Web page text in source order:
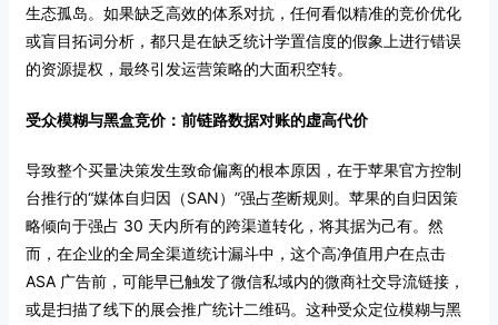
生态孤岛。如果缺乏高效的体系对抗，任何看似精准的竞价优化
或盲目拓词分析，都只是在缺乏统计学置信度的假象上进行错误
的资源提权，最终引发运营策略的大面积空转。
受众模糊与黑盒竞价：前链路数据对账的虚高代价
导致整个买量决策发生致命偏离的根本原因，在于苹果官方控制
台推行的“媒体自归因（SAN）”强占垄断规则。苹果的自归因策
略倾向于强占 30 天内所有的跨渠道转化，将其据为己有。然
而，在企业的全局全渠道统计漏斗中，这个高净值用户在点击
ASA 广告前，可能早已触发了微信私域内的微商社交导流链接，
或是扫描了线下的展会推广统计二维码。这种受众定位模糊与黑